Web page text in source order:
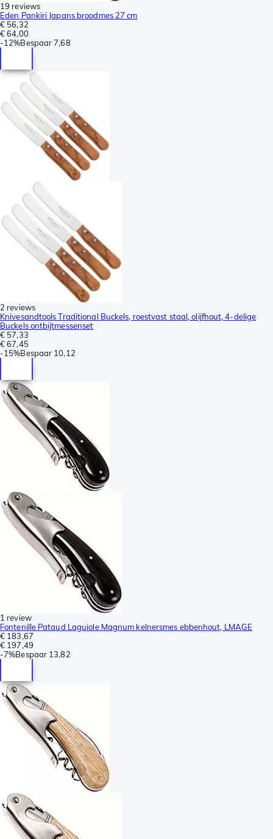
19 reviews
Eden Pankiri Japans broodmes 27 cm
€ 56,32
€ 64,00
-12%Bespaar 7,68
2 reviews
Knivesandtools Traditional Buckels, roestvast staal, olijfhout, 4-delige
Buckels ontbijtmessenset
€ 57,33
€ 67,45
-15%Bespaar 10,12
1 review
Fontenille Pataud Laguiole Magnum kelnersmes ebbenhout, LMAGE
€ 183,67
€ 197,49
-7%Bespaar 13,82